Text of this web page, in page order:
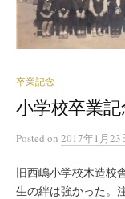
卒業記念
小学校卒業
Posted on 2017年1月23
旧西嶋小学校木造校
生の絆は強かった。